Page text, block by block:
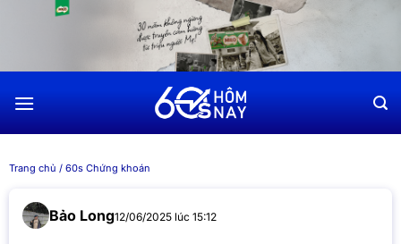
dung
Trang chủ / 60s Chứng khoán
Bảo Long12/06/2025 lúc 15:12